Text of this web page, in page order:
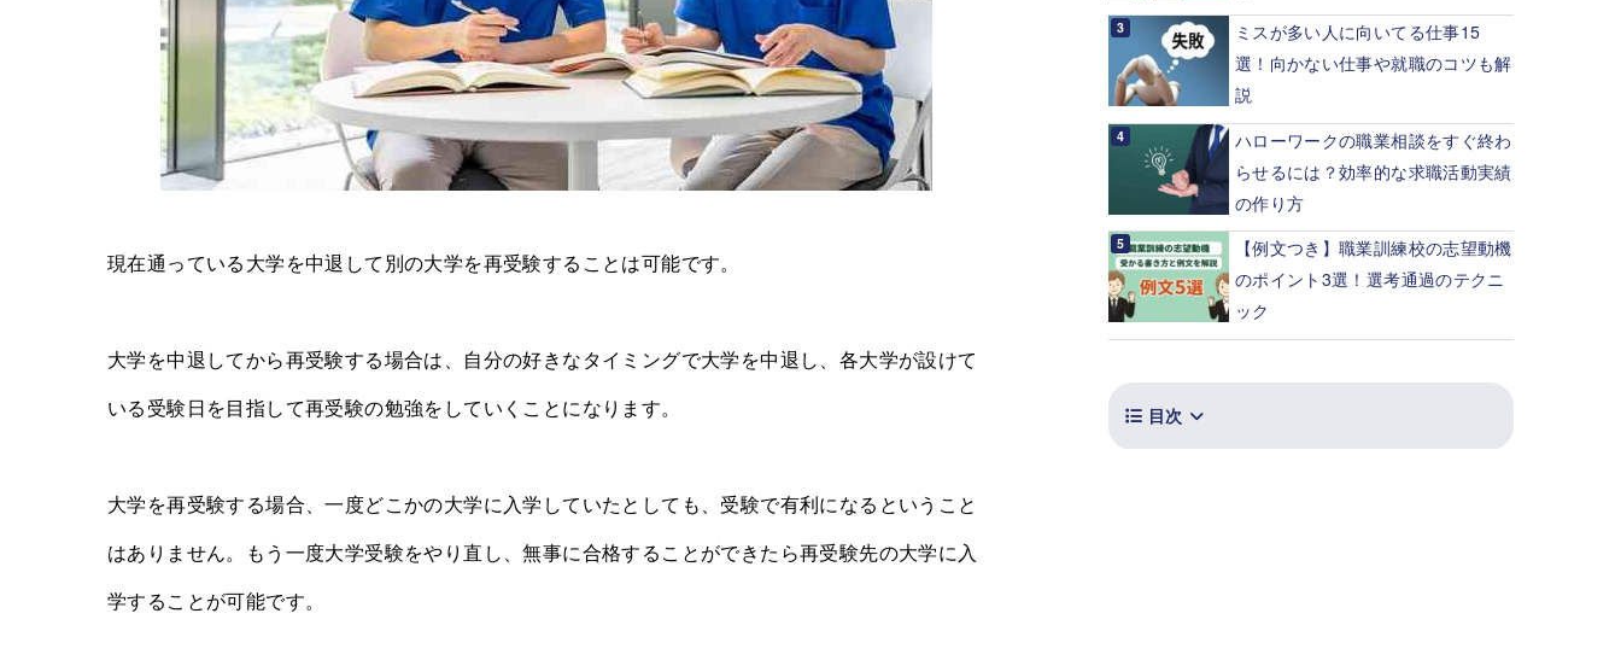
現在通っている大学を中退して別の大学を再受験することは可能です。
大学を中退してから再受験する場合は、自分の好きなタイミングで大学を中退し、各大学が設けて
いる受験日を目指して再受験の勉強をしていくことになります。
大学を再受験する場合、一度どこかの大学に入学していたとしても、受験で有利になるということ
はありません。もう一度大学受験をやり直し、無事に合格することができたら再受験先の大学に入
学することが可能です。
ミスが多い人に向いてる仕事15
選！向かない仕事や就職のコツも解
説
ハローワークの職業相談をすぐ終わ
らせるには？効率的な求職活動実績
の作り方
【例文つき】職業訓練校の志望動機
のポイント3選！選考通過のテクニ
ック
目次